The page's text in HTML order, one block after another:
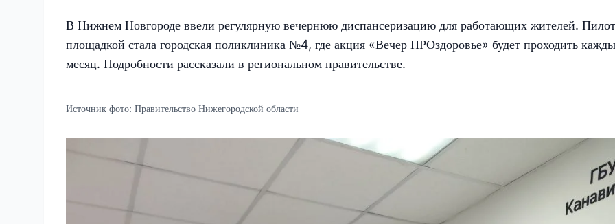
В Нижнем Новгороде ввели регулярную вечернюю диспансеризацию для работающих жителей.
площадкой стала городская поликлиника №4, где акция «Вечер ПРОздоровье» будет проходить
месяц. Подробности рассказали в региональном правительстве.
Источник фото: Правительство Нижегородской области